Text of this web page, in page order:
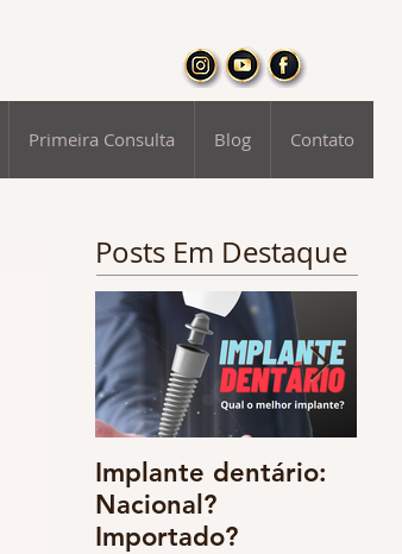
Primeira Consulta Blog Contato
Posts Em Destaque
Implante dentário:
Nacional?
Importado?